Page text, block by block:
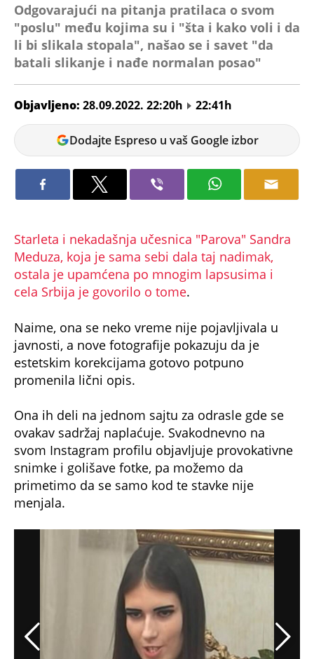
Odgovarajući na pitanja pratilaca o svom
"poslu" među kojima su i "šta i kako voli i da
li bi slikala stopala", našao se i savet "da
batali slikanje i nađe normalan posao"
Objavljeno: 28.09.2022. 22:20h
22:41h
Lazar
Stanusic Dodajte Espreso u vaš Google izbor
Meduza, koja je sama sebi dala taj nadimak,
ostala je upamćena po mnogim lapsusima i
cela Srbija je govorilo o tome.
javnosti, a nove fotografije pokazuju da je
estetskim korekcijama gotovo potpuno
promenila lični opis.
ovakav sadržaj naplaćuje. Svakodnevno na
svom Instagram profilu objavljuje provokativne
snimke i golišave fotke, pa možemo da
primetimo da se samo kod te stavke nije
menjala.